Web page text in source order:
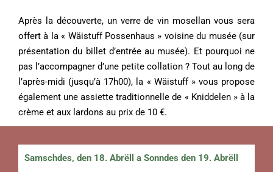
Après la découverte, un verre de vin mosellan vous sera
offert à la « Wäistuff Possenhaus » voisine du musée (sur
présentation du billet d’entrée au musée). Et pourquoi ne
pas l’accompagner d’une petite collation ? Tout au long de
l’après-midi (jusqu’à 17h00), la « Wäistuff » vous propose
également une assiette traditionnelle de « Kniddelen » à la
crème et aux lardons au prix de 10 €.
Samschdes, den 18. Abrëll a Sonndes den 19. Abrëll